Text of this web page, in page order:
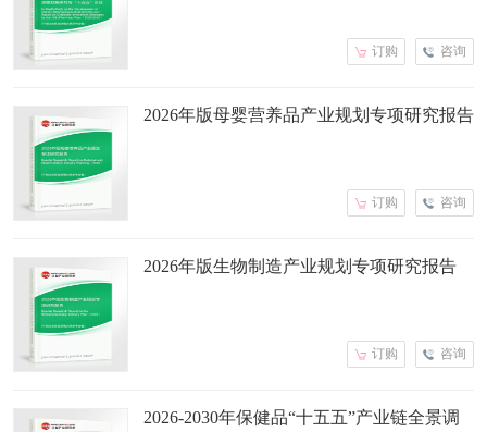
咨询
订购
2026年版母婴营养品产业规划专项研究报告
咨询
订购
2026年版生物制造产业规划专项研究报告
咨询
订购
2026-2030年保健品“十五五”产业链全景调